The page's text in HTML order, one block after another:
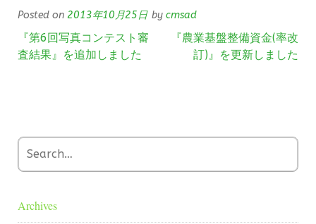
Posted on 2013年10月25日 by cmsad
『第6回写真コンテスト審
査結果』を追加しました
『農業基盤整備資金(率改
訂)』を更新しました
Archives